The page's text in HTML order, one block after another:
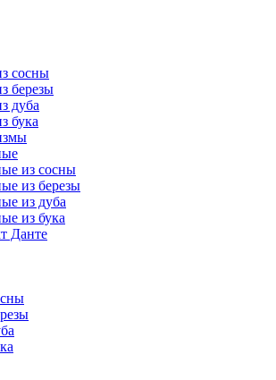
сосны
березы
дуба
бука
из сосны
из березы
из дуба
из бука
Данте